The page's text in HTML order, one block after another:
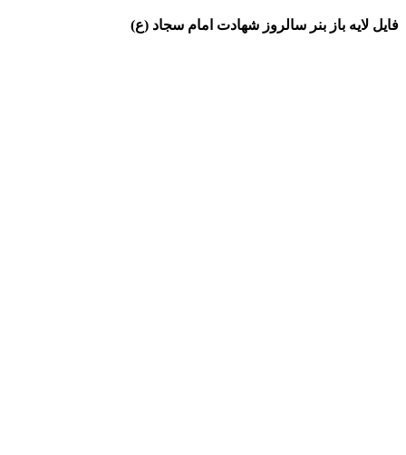
فایل لایه باز بنر سالروز شهادت امام سجاد (ع)